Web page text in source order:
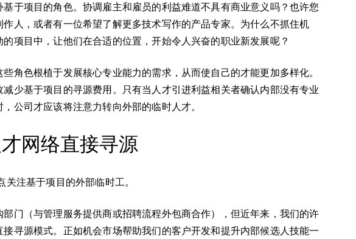
于项目的角色。协调雇主和雇员的利益难道不具有商业意义吗？也许您
人，或者有一位希望了解更多技术写作的产品专家。为什么不抓住机
项目中，让他们在合适的位置，开始令人兴奋的职业新发展呢？
角色根植于发展核心专业能力的需求，从而使自己的才能更加多样化。
少基于项目的寻源费用。只有当人才引进利益相关者确认内部没有专业
公司才应该将注意力转向外部的临时人才。
网络直接寻源
注基于项目的外部临时工。
门（与管理服务提供商或招聘流程外包商合作），但近年来，我们的许
寻源模式。正如机会市场帮助我们的客户开发和提升内部候选人技能一